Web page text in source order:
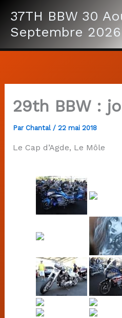
contenu
37TH BBW 30
Septembre 2026
29th BBW :
Par Chantal / 22 mai 2018
Le Cap d’Agde, Le Môle